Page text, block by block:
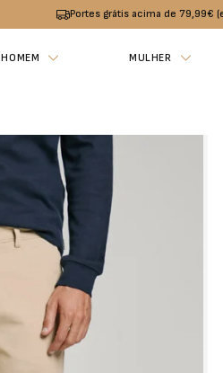
Portes grátis acima de 79,99€
HOMEM MULHER